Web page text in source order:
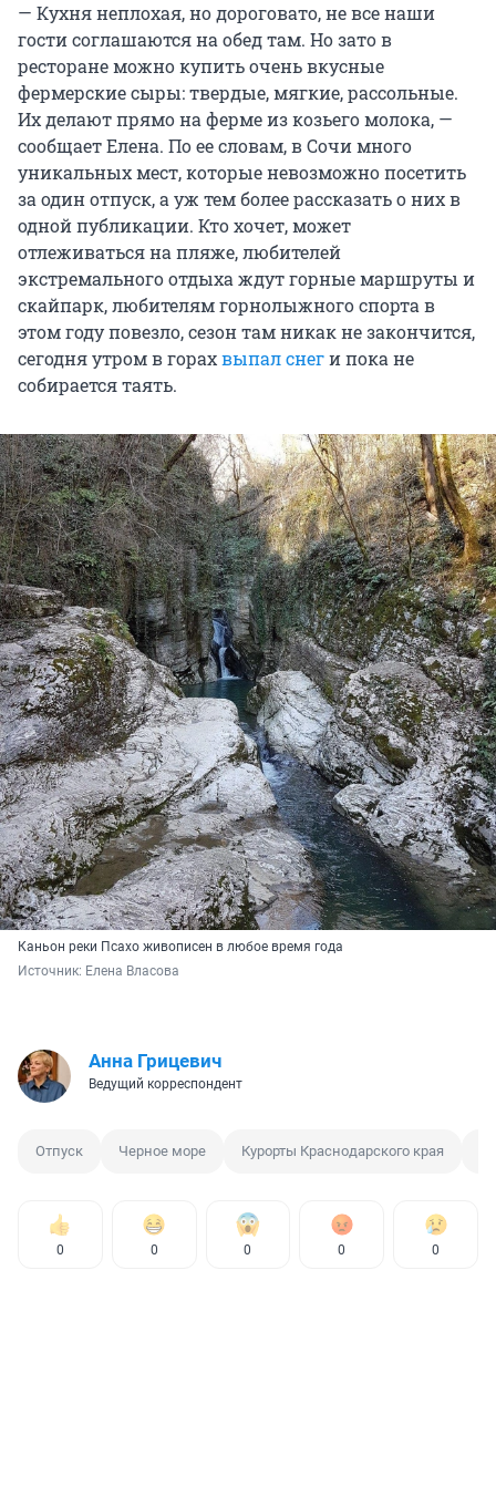
— Кухня неплохая, но дороговато, не все наши
гости соглашаются на обед там. Но зато в
ресторане можно купить очень вкусные
фермерские сыры: твердые, мягкие, рассольные.
Их делают прямо на ферме из козьего молока, —
сообщает Елена. По ее словам, в Сочи много
уникальных мест, которые невозможно посетить
за один отпуск, а уж тем более рассказать о них в
одной публикации. Кто хочет, может
отлеживаться на пляже, любителей
экстремального отдыха ждут горные маршруты и
скайпарк, любителям горнолыжного спорта в
этом году повезло, сезон там никак не закончится,
сегодня утром в горахвыпал снеги пока не
собирается таять.
Каньон реки Псахо живописен в любое время года
Источник: Елена Власова
Анна Грицевич
Ведущий корреспондент
Отпуск Черное море Курорты Краснодарского края
0 0 0 0 0